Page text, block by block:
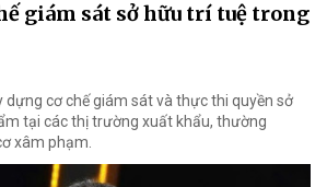
giám sát sở hữu trí tuệ trong
dựng cơ chế giám sát và thực thi quyền sở
tại các thị trường xuất khẩu, thường
xâm phạm.